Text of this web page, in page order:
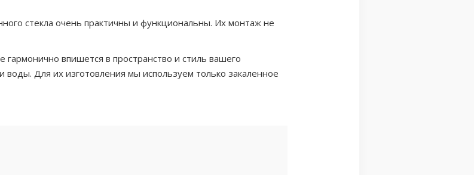
стекла очень практичны и функциональны. Их монтаж не
впишется в пространство и стиль вашего
Для их изготовления мы используем только закаленное